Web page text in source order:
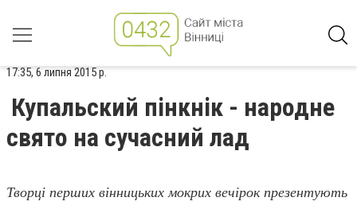
17:35, 6 липня 2015 р.
Купальский пінкнік - народне
свято на сучасний лад
Творці перших вінницьких мокрих вечірок презентують